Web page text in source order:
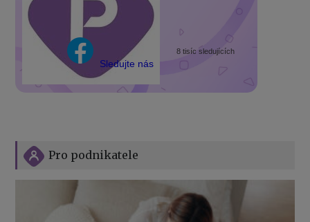
Sledujte nás
8 tisíc sledujících
Pro podnikatele